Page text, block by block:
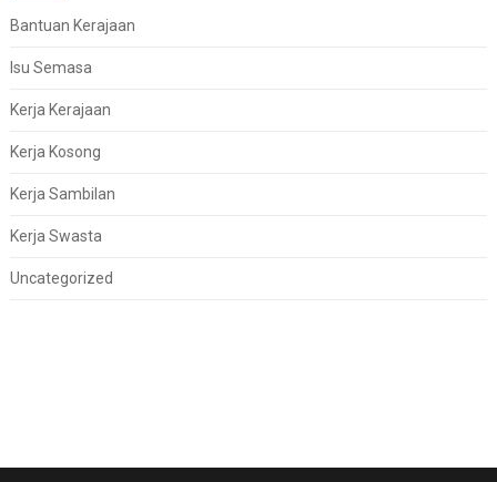
Bantuan Kerajaan
Isu Semasa
Kerja Kerajaan
Kerja Kosong
Kerja Sambilan
Kerja Swasta
Uncategorized